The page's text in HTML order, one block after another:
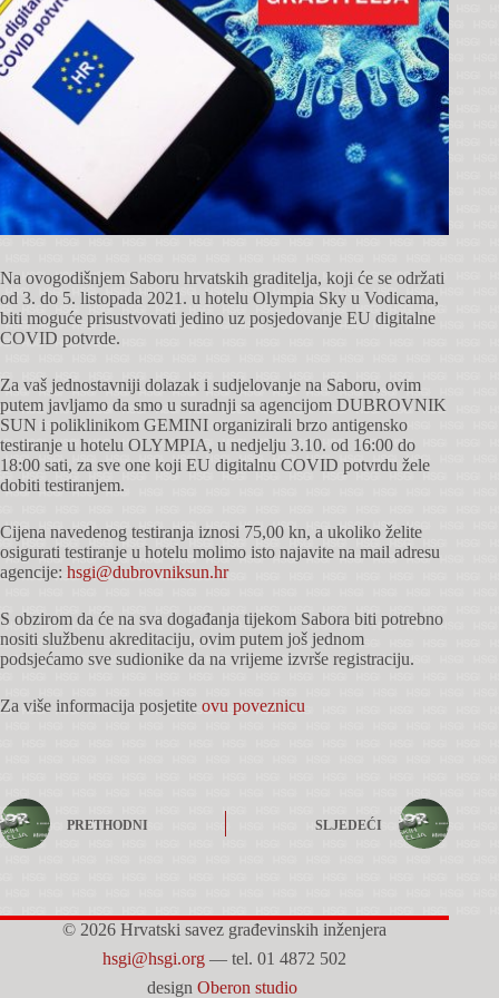
Na ovogodišnjem Saboru hrvatskih graditelja, koji će se održati
od 3. do 5. listopada 2021. u hotelu Olympia Sky u Vodicama,
biti moguće prisustvovati jedino uz posjedovanje EU digitalne
COVID potvrde.
Za vaš jednostavniji dolazak i sudjelovanje na Saboru, ovim
putem javljamo da smo u suradnji sa agencijom DUBROVNIK
SUN i poliklinikom GEMINI organizirali brzo antigensko
testiranje u hotelu OLYMPIA, u nedjelju 3.10. od 16:00 do
18:00 sati, za sve one koji EU digitalnu COVID potvrdu žele
dobiti testiranjem.
Cijena navedenog testiranja iznosi 75,00 kn, a ukoliko želite
osigurati testiranje u hotelu molimo isto najavite na mail adresu
agencije: hsgi@dubrovniksun.hr
S obzirom da će na sva događanja tijekom Sabora biti potrebno
nositi službenu akreditaciju, ovim putem još jednom
podsjećamo sve sudionike da na vrijeme izvrše registraciju.
Za više informacija posjetite ovu poveznicu
PRETHODNI SLJEDEĆI
© 2026 Hrvatski savez građevinskih inženjera
hsgi@hsgi.org — tel. 01 4872 502
designOberon studio